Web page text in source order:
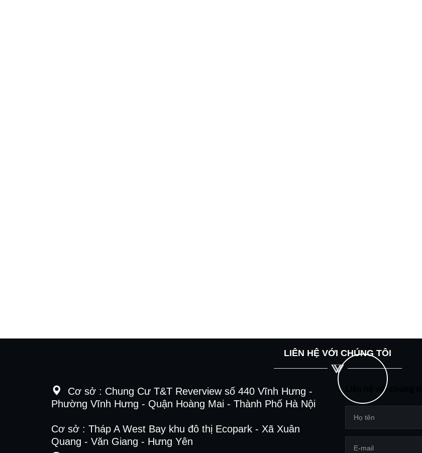
LIÊN HỆ VỚI CHÚNG TÔI
Cơ sở : Chung Cư T&T Reverview số 440 Vĩnh Hưng -
Phường Vĩnh Hưng - Quận Hoàng Mai - Thành Phố Hà Nội
Cơ sở : Tháp A West Bay khu đô thị Ecopark - Xã Xuân
Quang - Văn Giang - Hưng Yên
Liên hệ với chúng tôi